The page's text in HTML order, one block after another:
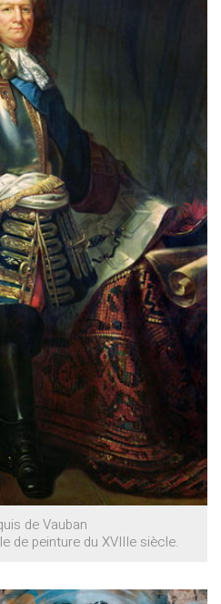
de Vauban
de peinture du XVIIIe siècle.